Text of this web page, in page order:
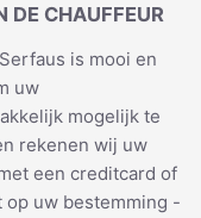
DE CHAUFFEUR
is mooi en
uw
mogelijk te
rekenen wij uw
een creditcard of
op uw bestemming -